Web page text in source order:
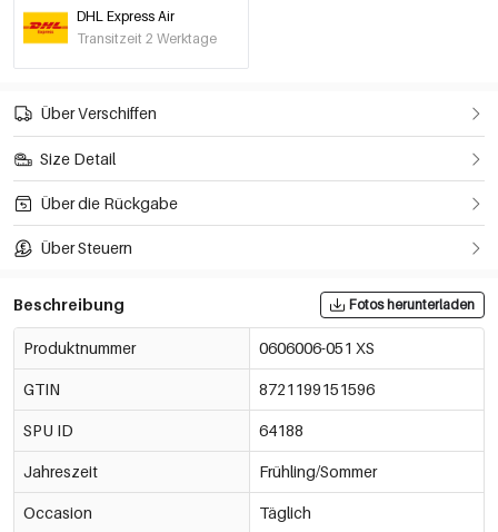
Hellblau/M
0606006-271 M
Hellblau/L
0606006-271 L
0606006-271 XL
DHL Express Air
Transitzeit 2 Werktage
Über Verschiffen
Size Detail
Über die Rückgabe
Über Steuern
Beschreibung Fotos herunterladen
Produktnummer 0606006-051 XS
GTIN 8721199151596
SPU ID 64188
Jahreszeit Frühling/Sommer
Occasion Täglich